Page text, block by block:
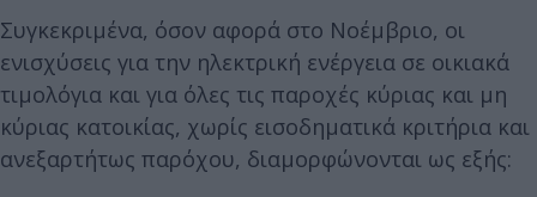
Συγκεκριμένα, όσον αφορά στο Νοέμβριο, οι
ενισχύσεις για την ηλεκτρική ενέργεια σε οικιακά
τιμολόγια και για όλες τις παροχές κύριας και μη
κύριας κατοικίας, χωρίς εισοδηματικά κριτήρια και
ανεξαρτήτως παρόχου, διαμορφώνονται ως εξής: